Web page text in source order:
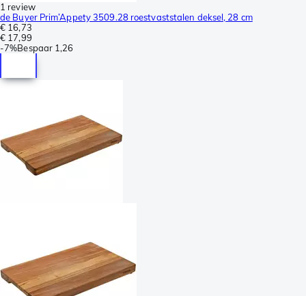
1 review
de Buyer Prim’Appety 3509.28 roestvaststalen deksel, 28 cm
€ 16,73
€ 17,99
-7%Bespaar 1,26